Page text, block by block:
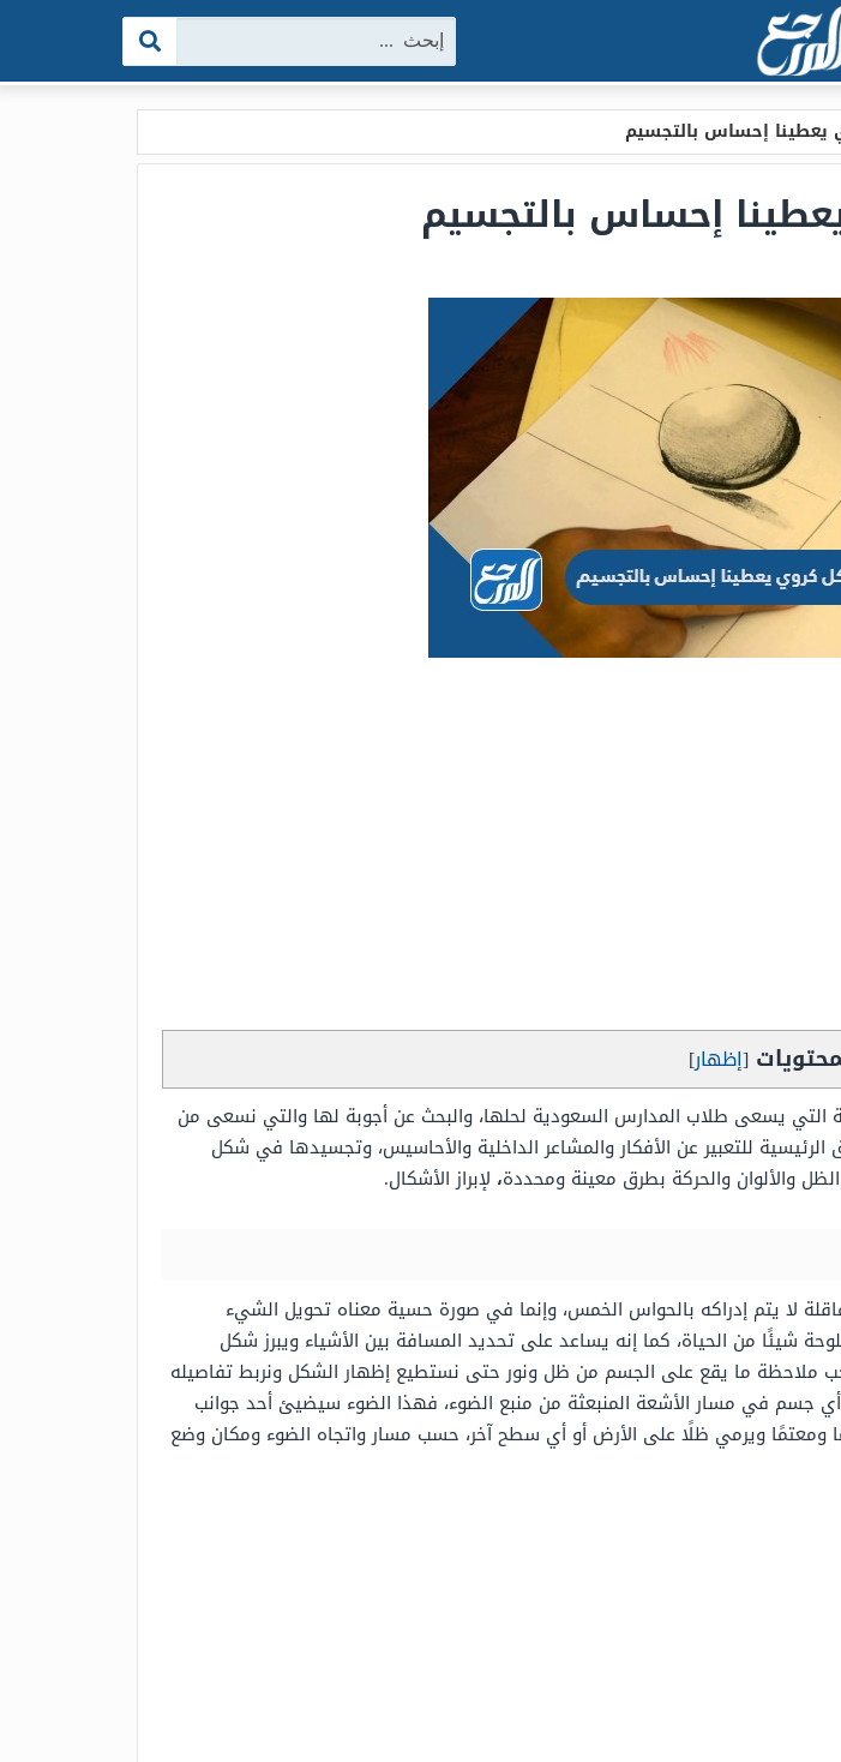
البحث:
يعطينا إحساس بالتجسيم
إحساس بالتجسيم
[إظهار]
التي يسعى طلاب المدارس السعودية لحلها، والبحث عن أجوبة لها والتي نسعى من
للتعبير عن الأفكار والمشاعر الداخلية والأحاسيس، وتجسيدها في شكل
والألوان والحركة بطرق معينة ومحددة، لإبراز الأشكال.
لا يتم إدراكه بالحواس الخمس، وإنما في صورة حسية معناه تحويل الشيء
شيئًا من الحياة، كما إنه يساعد على تحديد المسافة بين الأشياء ويبرز شكل
ملاحظة ما يقع على الجسم من ظل ونور حتى نستطيع إظهار الشكل ونربط تفاصيله
جسم في مسار الأشعة المنبعثة من منبع الضوء، فهذا الضوء سيضيئ أحد جوانب
ومعتمًا ويرمي ظلًا على الأرض أو أي سطح آخر، حسب مسار واتجاه الضوء ومكان وضع